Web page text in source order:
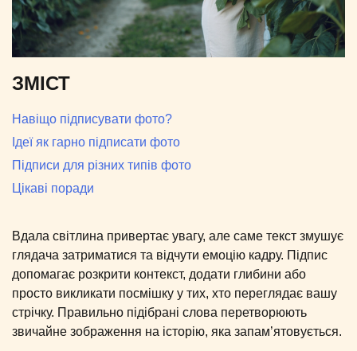
ЗМІСТ
Навіщо підписувати фото?
Ідеї як гарно підписати фото
Підписи для різних типів фото
Цікаві поради
Вдала світлина привертає увагу, але саме текст змушує
глядача затриматися та відчути емоцію кадру. Підпис
допомагає розкрити контекст, додати глибини або
просто викликати посмішку у тих, хто переглядає вашу
стрічку. Правильно підібрані слова перетворюють
звичайне зображення на історію, яка запам’ятовується.